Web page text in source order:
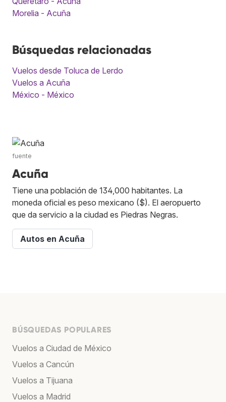
Morelia - Acuña
Búsquedas relacionadas
Vuelos desde Toluca de Lerdo
Vuelos a Acuña
México - México
fuente
Acuña
Tiene una población de 134,000 habitantes. La
moneda oficial es peso mexicano ($). El aeropuerto
que da servicio a la ciudad es Piedras Negras.
Autos en Acuña
BÚSQUEDAS POPULARES
Vuelos a Ciudad de México
Vuelos a Cancún
Vuelos a Tijuana
Vuelos a Madrid